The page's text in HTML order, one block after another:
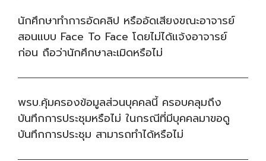
นักศึกษาทำการอัดคลิป หรืออัดเสียงขณะอาจารย์
สอนแบบ Face To Face โดยไม่ได้แจ้งอาจารย์
ก่อน ถือว่านักศึกษาละเมิดหรือไม่
พรบ.คุ้มครองข้อมูลส่วนบุคคลนี้ ครอบคลุมถึง
บันทึกการประชุมหรือไม่ ในกรณีที่มีบุคคลมาขอดู
บันทึกการประชุม สามารถทำได้หรือไม่